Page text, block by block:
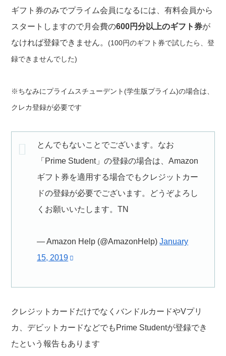
ギフト券のみでプライム会員になるには、有料会員から
スタートしますので月会費の600円分以上のギフト券が
なければ登録できません。 (100円のギフト券で試したら、登
録できませんでした)
※ちなみにプライムスチューデント(学生版プライム)の場合は、
クレカ登録が必要です
とんでもないことでございます。なお
「Prime Student」の登録の場合は、Amazon
ギフト券を適用する場合でもクレジットカー
ドの登録が必要でございます。どうぞよろし
くお願いいたします。TN
— Amazon Help (@AmazonHelp)January
15, 2019
クレジットカードだけでなくバンドルカードやVプリ
カ、デビットカードなどでもPrime Studentが登録でき
たという報告もあります